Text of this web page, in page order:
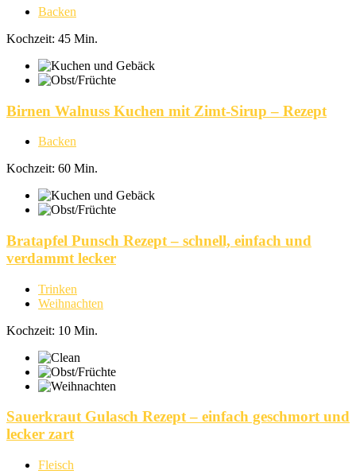
Backen
Kochzeit: 45 Min.
Birnen Walnuss Kuchen mit Zimt-Sirup – Rezept
Backen
Kochzeit: 60 Min.
Bratapfel Punsch Rezept – schnell, einfach und
verdammt lecker
Trinken
Weihnachten
Kochzeit: 10 Min.
Sauerkraut Gulasch Rezept – einfach geschmort und
lecker zart
Fleisch